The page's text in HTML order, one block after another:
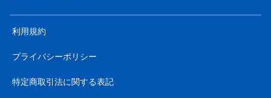
利用規約
プライバシーポリシー
特定商取引法に関する表記